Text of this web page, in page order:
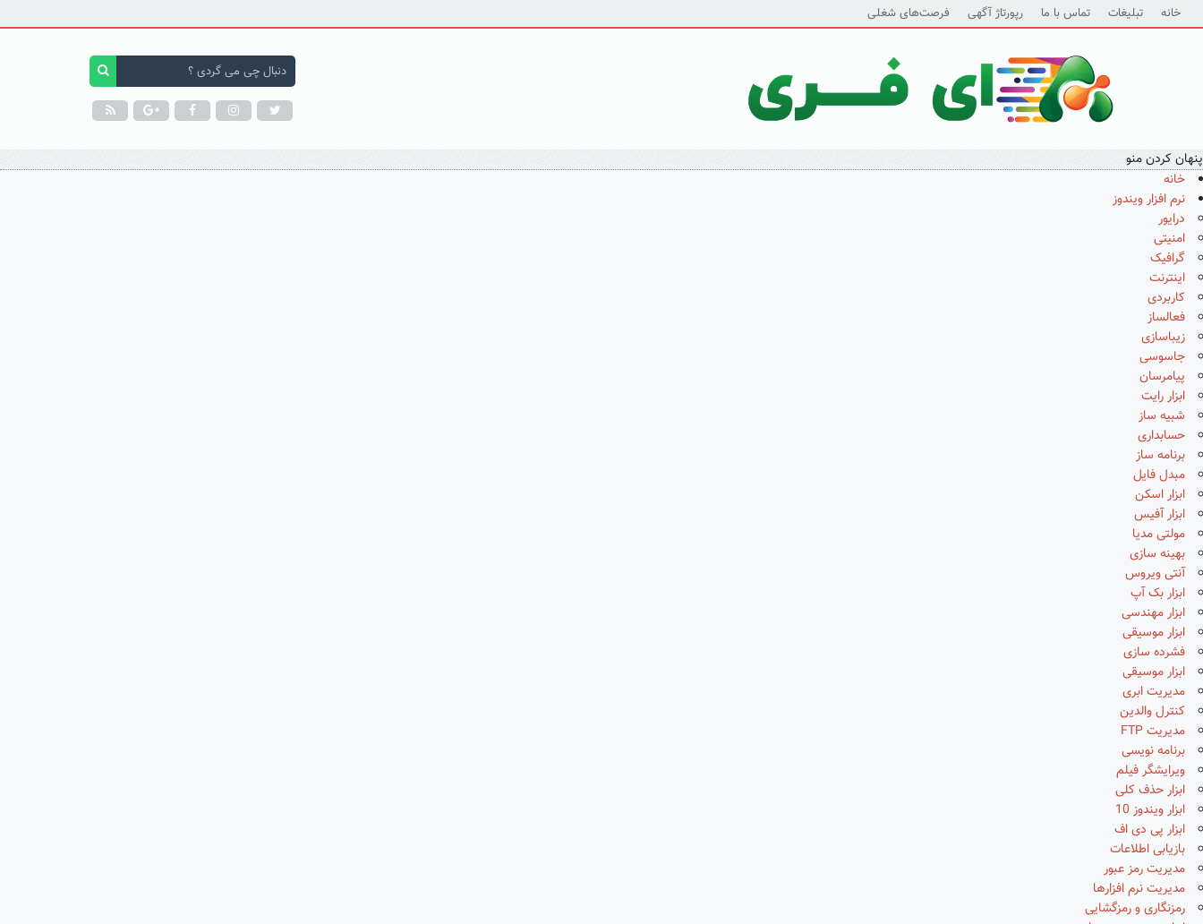
خانه تبلیغات تماس با ما رپورتاژ آگهی فرصت‌های شغلی
پنهان کردن منو
خانه
نرم افزار ویندوز
درایور
امنیتی
گرافیک
اینترنت
کاربردی
فعالساز
زیباسازی
جاسوسی
پیامرسان
ابزار رایت
شبیه ساز
حسابداری
برنامه ساز
مبدل فایل
ابزار اسکن
ابزار آفیس
مولتی مدیا
بهینه سازی
آنتی ویروس
ابزار بک آپ
ابزار مهندسی
ابزار موسیقی
فشرده سازی
ابزار موسیقی
مدیریت ابری
کنترل والدین
مدیریت FTP
برنامه نویسی
ویرایشگر فیلم
ابزار حذف کلی
ابزار ویندوز 10
ابزار پی دی اف
بازیابی اطلاعات
مدیریت رمز عبور
مدیریت نرم افزارها
رمزنگاری و رمزگشایی